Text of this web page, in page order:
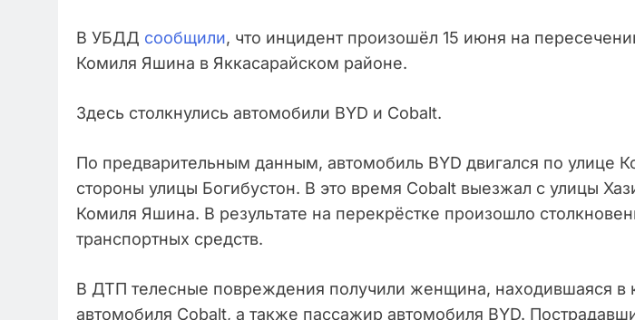
В УБДД сообщили, что инцидент произошёл 15 июня на
Комиля Яшина в Яккасарайском районе.
Здесь столкнулись автомобили BYD и Cobalt.
По предварительным данным, автомобиль BYD двигался по улице
стороны улицы Богибустон. В это время Cobalt выезжал с улицы
Комиля Яшина. В результате на перекрёстке произошло
транспортных средств.
В ДТП телесные повреждения получили женщина, находившаяся в
автомобиля Cobalt, а также пассажир автомобиля BYD.